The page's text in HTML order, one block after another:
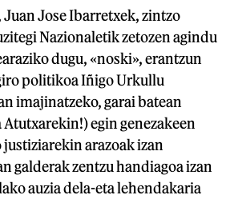
Jose Ibarretxek, zintzo
Nazionaletik zetozen agindu
dugu, «noski», erantzun
politikoa Iñigo Urkullu
imajinatzeko, garai batean
egin genezakeen
arazoak izan
galderak zentzu handiagoa izan
auzia dela-eta lehendakaria